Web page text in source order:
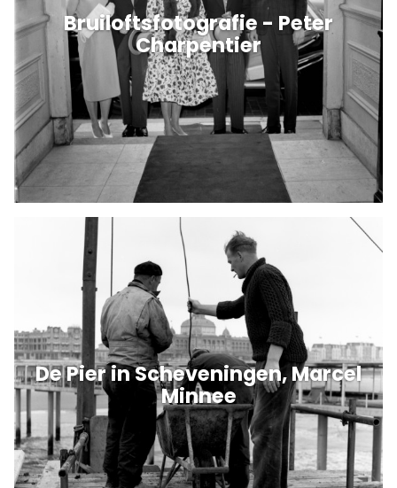
Bruiloftsfotografie - Peter
Charpentier
De Pier in Scheveningen, Marcel
Minnee